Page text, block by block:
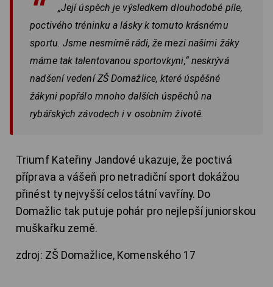
„Její úspěch je výsledkem dlouhodobé píle,
poctivého tréninku a lásky k tomuto krásnému
sportu. Jsme nesmírně rádi, že mezi našimi žáky
máme tak talentovanou sportovkyni,“ neskrývá
nadšení vedení ZŠ Domažlice, které úspěšné
žákyni popřálo mnoho dalších úspěchů na
rybářských závodech i v osobním životě.
Triumf Kateřiny Jandové ukazuje, že poctivá
příprava a vášeň pro netradiční sport dokážou
přinést ty nejvyšší celostátní vavříny. Do
Domažlic tak putuje pohár pro nejlepší juniorskou
muškařku země.
zdroj: ZŠ Domažlice, Komenského 17